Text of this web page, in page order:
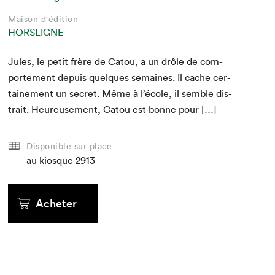
Maison d'édition
HORSLIGNE
au kiosque
Acheter
Maison d'édition
HORSLIGNE
au kiosque
Acheter
Maison d'édition
HORSLIGNE
Maison d'édition
HORSLIGNE
Jules, le petit frère de Catou, a un drôle de com­
porte­ment depuis quelques semaines. Il cache cer­
taine­ment un secret. Même à l’école, il sem­ble dis­
trait. Heureuse­ment, Catou est bonne pour […]
Disponible sur place
au kiosque 2913
Acheter
Maison d'édition
HORSLIGNE
au kiosque
Acheter
Maison d'édition
HORSLIGNE
Maison d'édition
HORSLIGNE
au kiosque
Acheter
Maison d'édition
HORSLIGNE
au kiosque
Acheter
Maison d'édition
HORSLIGNE